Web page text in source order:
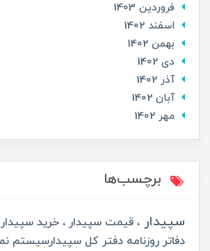
فروردین 1403
اسفند 1402
بهمن 1402
دی 1402
آذر 1402
آبان 1402
مهر 1402
برچسب‌ها
سپیدار قیمت سپیدار
خرید سپیدار
دفاتر روزنامه دفتر کل سپیدارسیستم